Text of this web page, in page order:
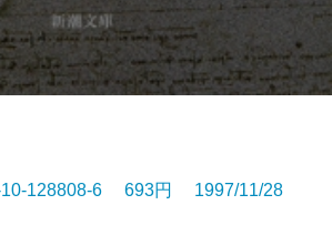
128808-6 693円 1997/11/28